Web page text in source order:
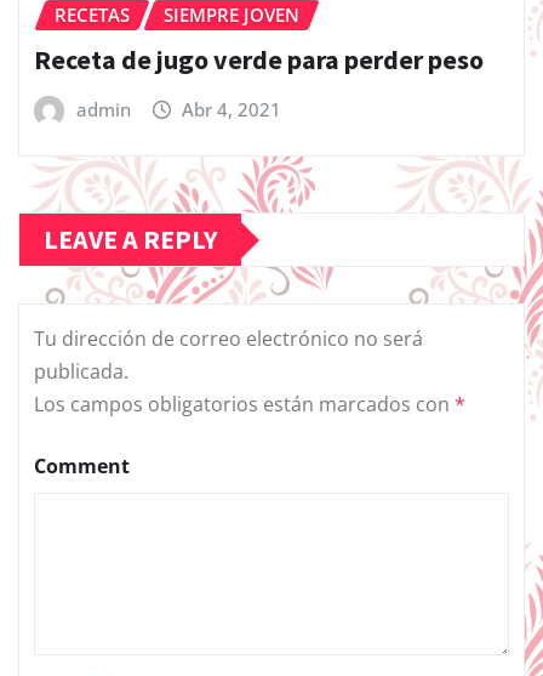
RECETAS SIEMPRE JOVEN
Receta de jugo verde para perder peso
admin Abr 4, 2021
LEAVE A REPLY
Tu dirección de correo electrónico no será
publicada.
Los campos obligatorios están marcados con *
Comment